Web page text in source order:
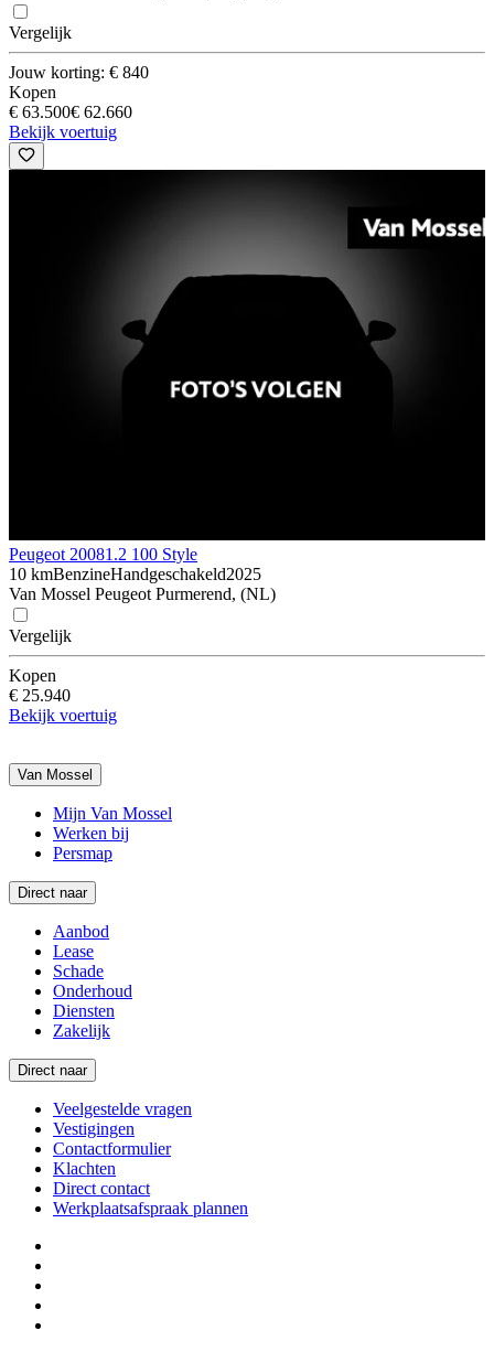
Vergelijk
Jouw korting: € 840
Kopen
€ 63.500€ 62.660
Bekijk voertuig
Peugeot 20081.2 100 Style
10 kmBenzineHandgeschakeld2025
Van Mossel Peugeot Purmerend, (NL)
Vergelijk
Kopen
€ 25.940
Bekijk voertuig
Van Mossel
Mijn Van Mossel
Werken bij
Persmap
Direct naar
Aanbod
Lease
Schade
Onderhoud
Diensten
Zakelijk
Direct naar
Veelgestelde vragen
Vestigingen
Contactformulier
Klachten
Direct contact
Werkplaatsafspraak plannen